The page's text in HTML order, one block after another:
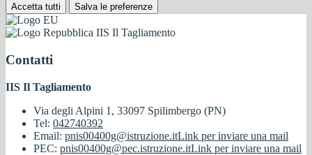
Accetta tutti Salva le preferenze
IIS Il Tagliamento
Contatti
IIS Il Tagliamento
Via degli Alpini 1, 33097 Spilimbergo (PN)
Tel: 042740392
Email: pnis00400g@istruzione.itLink per inviare una mail
PEC: pnis00400g@pec.istruzione.itLink per inviare una mail